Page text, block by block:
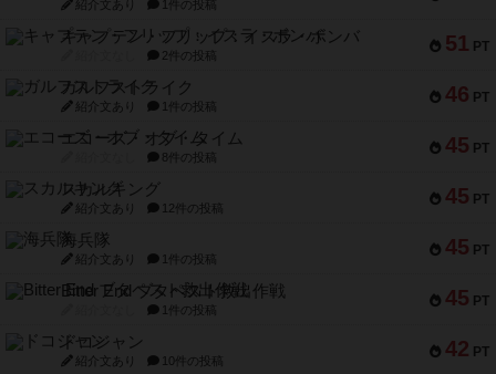
紹介文あり 1件の投稿
51 PT
キャプテン・フリップ：イスラ・ボンバ
2件の投稿
46 PT
ガルフストライク
紹介文あり 1件の投稿
45 PT
エコーズ・オブ・タイム
8件の投稿
45 PT
スカルキング
紹介文あり 12件の投稿
45 PT
海兵隊
紹介文あり 1件の投稿
45 PT
Bitter End ブタペスト救出作戦
1件の投稿
42 PT
ドコジャン
紹介文あり 10件の投稿